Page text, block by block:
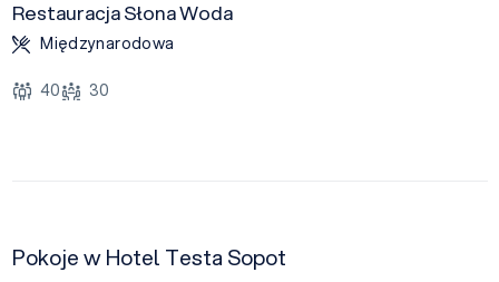
Restauracja Słona Woda
Międzynarodowa
40 30
Pokoje w Hotel Testa Sopot